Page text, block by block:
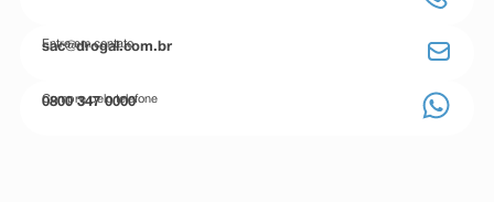
Entre em contato
sac@drogal.com.br
Compre pelo telefone
0800 347 0000